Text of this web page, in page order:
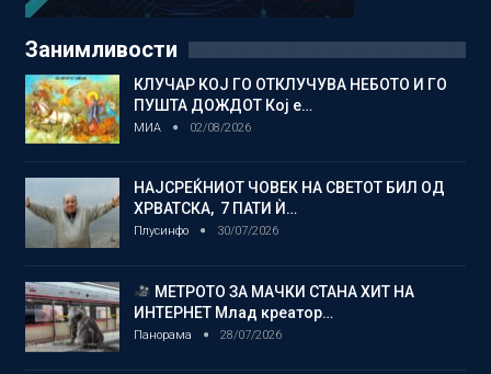
Занимливости
КЛУЧАР КОЈ ГО ОТКЛУЧУВА НЕБОТО И ГО
ПУШТА ДОЖДОТ Кој е…
МИА 02/08/2026
НАЈСРЕЌНИОТ ЧОВЕК НА СВЕТОТ БИЛ ОД
ХРВАТСКА, 7 ПАТИ Ѝ…
Плусинфо 30/07/2026
МЕТРОТО ЗА МАЧКИ СТАНА ХИТ НА
ИНТЕРНЕТ Млад креатор…
Панорама 28/07/2026